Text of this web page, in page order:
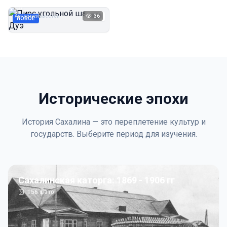
НОВОЕ 1923
Автор неизвестен 36
Исторические эпохи
История Сахалина — это переплетение культур и
государств. Выберите период для изучения.
Сахалинская каторга: 1869 - 1906 гг
156фото